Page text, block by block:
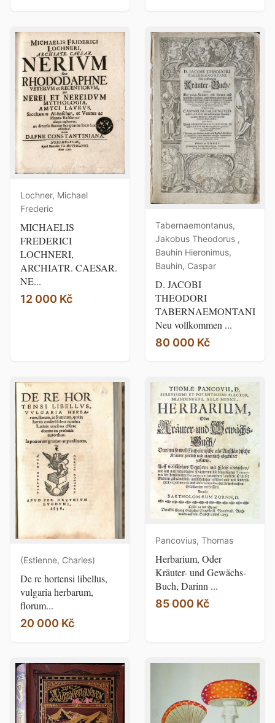
Lochner, Michael
Frederic
MICHAELIS
FREDERICI
LOCHNERI,
ARCHIATR. CAESAR.
NE...
12 000 Kč
Tabernaemontanus,
Jakobus Theodorus ,
Bauhin Hieronimus,
Bauhin, Caspar
D. JACOBI
THEODORI
TABERNAEMONTANI
Neu vollkommen ...
80 000 Kč
(Estienne, Charles)
De re hortensi libellus,
vulgaria herbarum,
florum...
20 000 Kč
Pancovius, Thomas
Herbarium, Oder
Kräuter- und Gewächs-
Buch, Darinn ...
85 000 Kč